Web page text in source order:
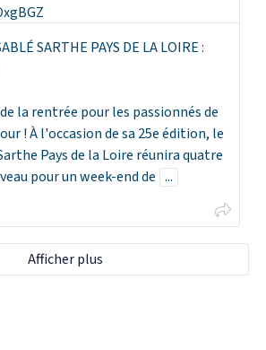
SARTHE PAYS DE LA LOIRE :
la rentrée pour les passionnés de
! À l'occasion de sa 25e édition, le
Pays de la Loire réunira quatre
pour un week-end de ...
Afficher plus